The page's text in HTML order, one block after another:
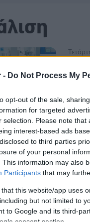
- Do Not Process My
opt-out of the sale,
for targeted
selection. Please note
interest-based ads
to third parties
of your personal
This information may also
Participants that may
that this website/app uses
but not limited to
to Google and its third-
την
Τρίτη,